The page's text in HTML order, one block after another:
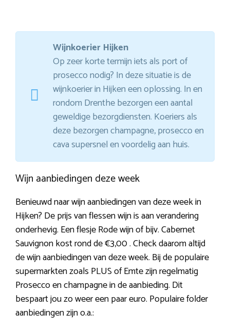
Wijnkoerier Hijken
Op zeer korte termijn iets als port of
prosecco nodig? In deze situatie is de
wijnkoerier in Hijken een oplossing. In en
rondom Drenthe bezorgen een aantal
geweldige bezorgdiensten. Koeriers als
deze bezorgen champagne, prosecco en
cava supersnel en voordelig aan huis.
Wijn aanbiedingen deze week
Benieuwd naar wijn aanbiedingen van deze week in
Hijken? De prijs van flessen wijn is aan verandering
onderhevig. Een flesje Rode wijn of bijv. Cabernet
Sauvignon kost rond de €3,00 . Check daarom altijd
de wijn aanbiedingen van deze week. Bij de populaire
supermarkten zoals PLUS of Emte zijn regelmatig
Prosecco en champagne in de aanbieding. Dit
bespaart jou zo weer een paar euro. Populaire folder
aanbiedingen zijn o.a.: